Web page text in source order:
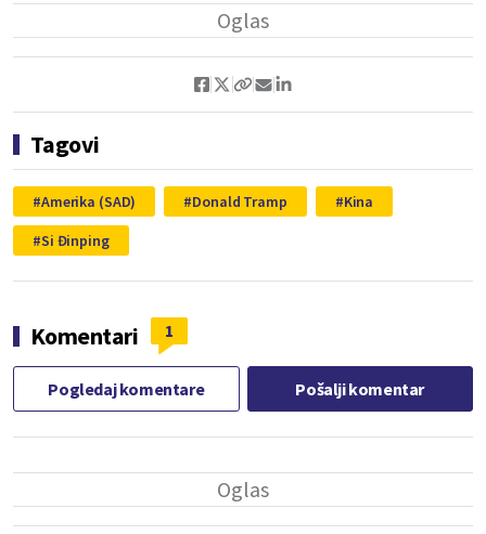
Tagovi
Amerika (SAD) Donald Tramp
Kina
Si Đinping
Komentari 1
Pogledaj komentare Pošalji komentar